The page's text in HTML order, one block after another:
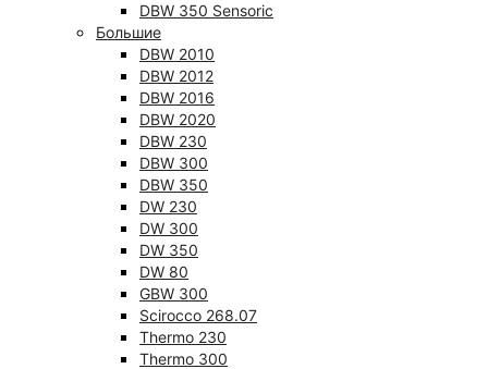
DBW 350 Sensoric
Большие
DBW 2010
DBW 2012
DBW 2016
DBW 2020
DBW 230
DBW 300
DBW 350
DW 230
DW 300
DW 350
DW 80
GBW 300
Scirocco 268.07
Thermo 230
Thermo 300